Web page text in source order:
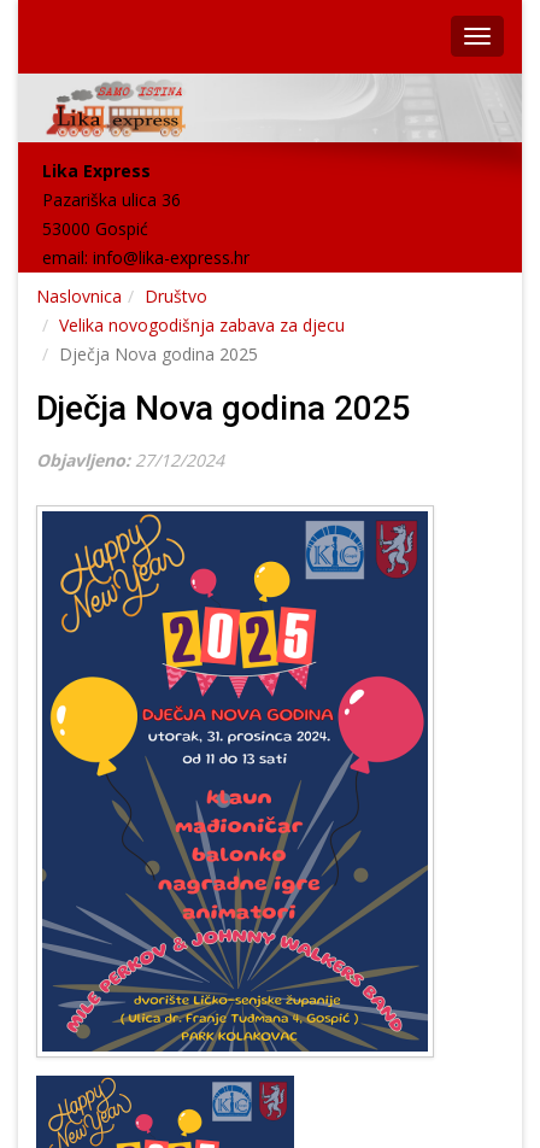
Lika Express
Pazariška ulica 36
53000 Gospić
email: info@lika-express.hr
Naslovnica
Društvo
Velika novogodišnja zabava za djecu
Dječja Nova godina 2025
Dječja Nova godina 2025
Objavljeno: 27/12/2024